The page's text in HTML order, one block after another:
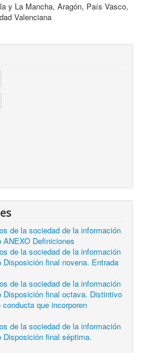
y La Mancha, Aragón, País Vasco,
Valenciana
de la sociedad de la información
Definiciones
de la sociedad de la información
final novena. Entrada
de la sociedad de la información
Disposición final octava. Distintivo
que incorporen
de la sociedad de la información
final séptima.